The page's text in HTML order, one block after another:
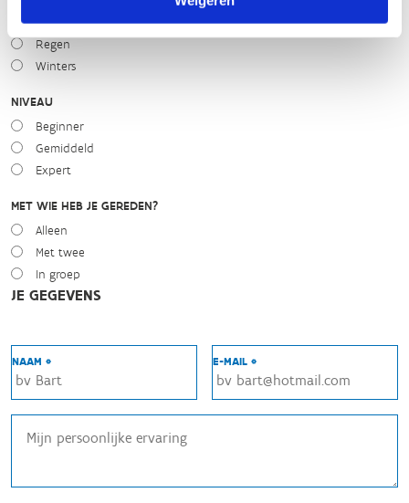
Bewolkt
Regen
Winters
NIVEAU
Beginner
Gemiddeld
Expert
MET WIE HEB JE GEREDEN?
Alleen
Met twee
In groep
JE GEGEVENS
NAAM * E-MAIL *